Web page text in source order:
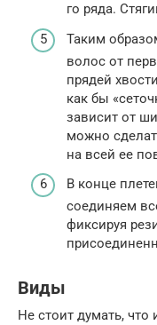
го ряда.
Таким
волос от
прядей
как бы
зависит от
можно
на всей ее
В конце
соединяем
фиксируя
Виды
Не стоит думать,